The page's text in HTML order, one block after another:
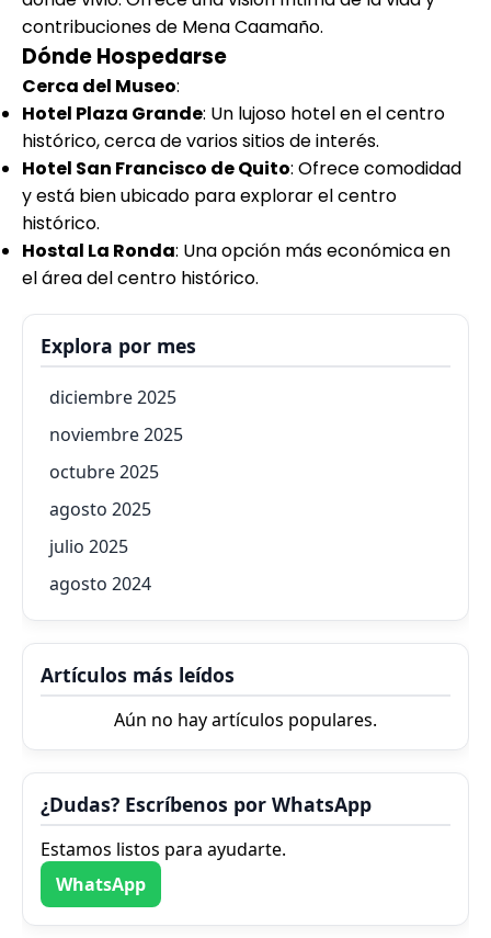
contribuciones de Mena Caamaño.
Dónde Hospedarse
Cerca del Museo:
Hotel Plaza Grande: Un lujoso hotel en el centro
histórico, cerca de varios sitios de interés.
Hotel San Francisco de Quito: Ofrece comodidad
y está bien ubicado para explorar el centro
histórico.
Hostal La Ronda: Una opción más económica en
el área del centro histórico.
Explora por mes
diciembre 2025
noviembre 2025
octubre 2025
agosto 2025
julio 2025
agosto 2024
Artículos más leídos
Aún no hay artículos populares.
¿Dudas? Escríbenos por WhatsApp
Estamos listos para ayudarte.
WhatsApp